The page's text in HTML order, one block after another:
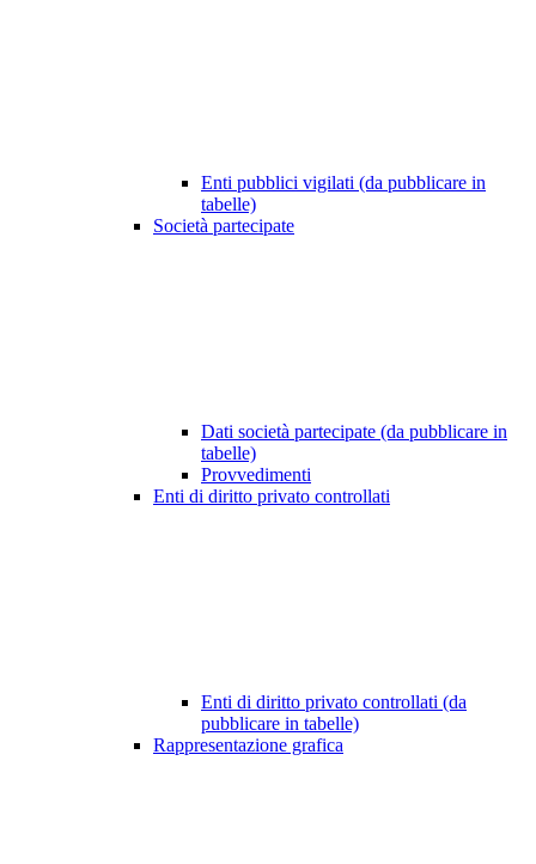
Enti pubblici vigilati (da pubblicare in
tabelle)
Società partecipate
Dati società partecipate (da pubblicare in
tabelle)
Provvedimenti
Enti di diritto privato controllati
Enti di diritto privato controllati (da
pubblicare in tabelle)
Rappresentazione grafica